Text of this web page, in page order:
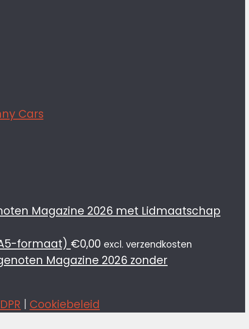
Magazine 2026 met Lidmaatschap
formaat) €0,00 excl. verzendkosten
Magazine 2026 zonder
| Cookiebeleid